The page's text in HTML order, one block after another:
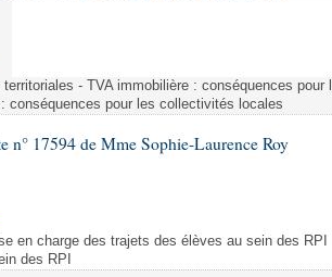
- TVA immobilière : conséquences
conséquences pour les collectivités locales
n° 17594 de Mme Sophie-Laurence Roy
en charge des trajets des élèves au sein des
des RPI